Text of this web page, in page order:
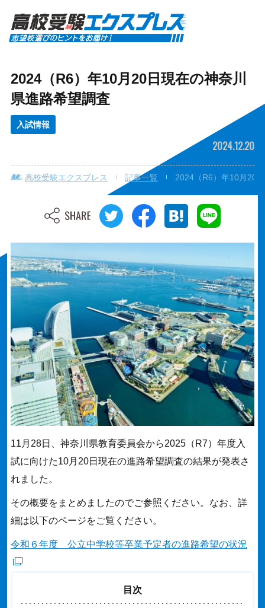
2024（R6）年10月20日現在の神奈川
県進路希望調査
入試情報
2024.12.20
高校受験エクスプレス 記事一覧 2024（R6）年10月20
11月28日、神奈川県教育委員会から2025（R7）年度入
試に向けた10月20日現在の進路希望調査の結果が発表さ
れました。
その概要をまとめましたのでご参照ください。なお、詳
細は以下のページをご覧ください。
令和６年度 公立中学校等卒業予定者の進路希望の状況
目次